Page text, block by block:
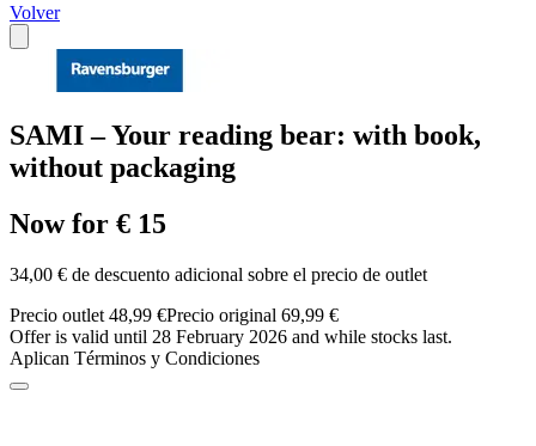
Volver
SAMI – Your reading bear: with book,
without packaging
Now for € 15
34,00 € de descuento adicional sobre el precio de outlet
Precio outlet 48,99 €Precio original 69,99 €
Offer is valid until 28 February 2026 and while stocks last.
Aplican Términos y Condiciones